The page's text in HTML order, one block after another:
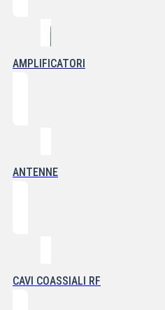
AMPLIFICATORI
ANTENNE
CAVI COASSIALI RF